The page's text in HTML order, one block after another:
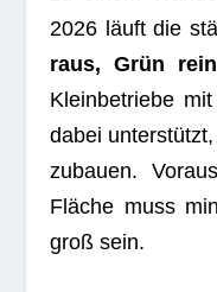
2026 läuft die
raus, Grün
Klein­be­triebe
dabei
zu­bauen.
Flä­che muss
groß sein.